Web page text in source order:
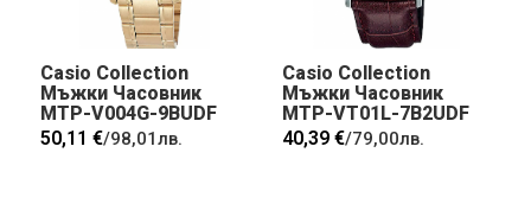
Casio Collection
Мъжки Часовник
MTP-V004G-9BUDF
50,11 €/98,01лв.
Casio Collection
Мъжки Часовник
MTP-VT01L-7B2UDF
40,39 €/79,00лв.